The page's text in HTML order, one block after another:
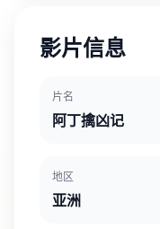
影片信息
片名
阿丁擒凶记
地区
亚洲